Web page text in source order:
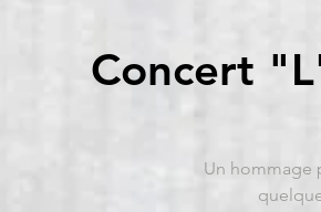
Concert
Un hommage